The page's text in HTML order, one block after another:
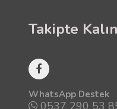
Takipte Kalın
WhatsApp Destek